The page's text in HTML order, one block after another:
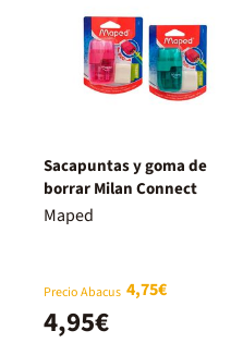
Sacapuntas y goma de
borrar Milan Connect
Maped
Precio Abacus 4,75€
4,95€